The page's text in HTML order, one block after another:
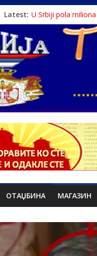
Latest: U Srbiji pola
Како је
Čije je pravo na
Srbin zaspao na
Politika i seks
ОТАЏБИНА МАГАЗИН